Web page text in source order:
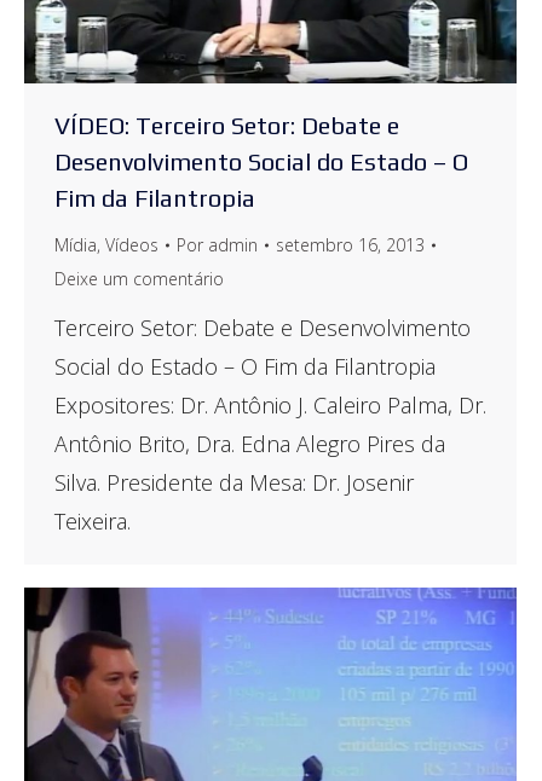
VÍDEO: Terceiro Setor: Debate e
Desenvolvimento Social do Estado – O
Fim da Filantropia
Mídia, Vídeos Por admin
setembro 16, 2013
Deixe um comentário
Terceiro Setor: Debate e Desenvolvimento
Social do Estado – O Fim da Filantropia
Expositores: Dr. Antônio J. Caleiro Palma, Dr.
Antônio Brito, Dra. Edna Alegro Pires da
Silva. Presidente da Mesa: Dr. Josenir
Teixeira.